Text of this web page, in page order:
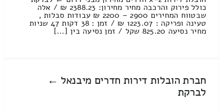
כולל פירוק והרכבה מחיר מחירון: 2388.23 ₪ / אלה
שבטווח המחירים 2900 – 2200 ₪ עבודות סבלות ,
טעינה ופריקה : 1223.07 ₪ / זמן : 38 דקות 47 שניות
מחיר נסיעה 825.20 שקל / זמן נסיעה בין [...]
חברת הובלות דירות חדרים מיבנאל ←
לברקת